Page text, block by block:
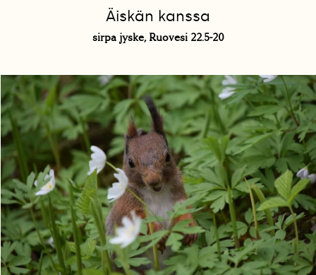
Äiskän kanssa
sirpa jyske, Ruovesi 22.5-20